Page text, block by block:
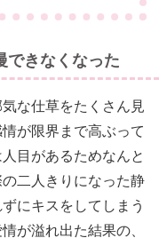
きなくなった
な仕草をたくさん見
が限界まで高ぶって
目があるためなんと
二人きりになった静
にキスをしてしまう
が溢れ出た結果の、